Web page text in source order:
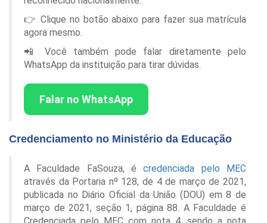
👉 Clique no botão abaixo para fazer sua matrícula
agora mesmo.
📲 Você também pode falar diretamente pelo
WhatsApp da instituição para tirar dúvidas.
Falar no WhatsApp
Credenciamento no Ministério da Educação
A Faculdade FaSouza, écredenciada pelo MEC
através da Portaria nº 128, de 4 de março de 2021,
publicada no Diário Oficial da União (DOU) em 8 de
março de 2021, seção 1, página 88. A Faculdade é
Credenciada pelo MEC com nota 4, sendo a nota